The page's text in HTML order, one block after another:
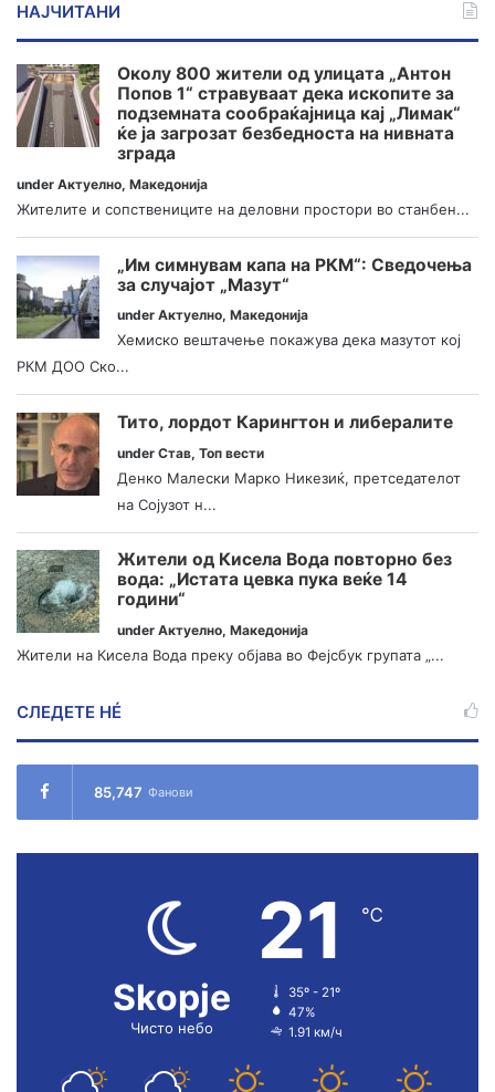
НАЈЧИТАНИ
Околу 800 жители од улицата „Антон
Попов 1“ стравуваат дека ископите за
подземната сообраќајница кај „Лимак“
ќе ја загрозат безбедноста на нивната
зграда
under Актуелно, Македонија
Жителите и сопствениците на деловни простори во станбен...
„Им симнувам капа на РКМ“: Сведочења
за случајот „Мазут“
under Актуелно, Македонија
Хемиско вештачење покажува дека мазутот кој
РКМ ДОО Ско...
Тито, лордот Карингтон и либералите
under Став, Топ вести
Денко Малески Марко Никезиќ, претседателот
на Сојузот н...
Жители од Кисела Вода повторно без
вода: „Истата цевка пука веќе 14
години“
under Актуелно, Македонија
Жители на Кисела Вода преку објава во Фејсбук групата „...
СЛЕДЕТЕ НÉ
85,747 Фанови
Skopje
Чисто небо
21 ℃
35º - 21º
47%
1.91 км/ч